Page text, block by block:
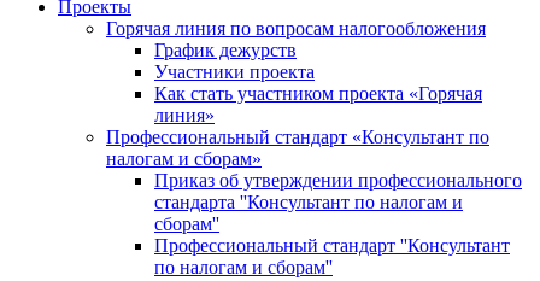
Проекты
Горячая линия по вопросам налогообложения
График дежурств
Участники проекта
Как стать участником проекта «Горячая
линия»
Профессиональный стандарт «Консультант по
налогам и сборам»
Приказ об утверждении профессионального
стандарта ''Консультант по налогам и
сборам''
Профессиональный стандарт ''Консультант
по налогам и сборам''